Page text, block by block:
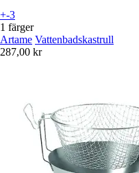
+-3
1 färger
Artame Vattenbadskastrull
287,00 kr